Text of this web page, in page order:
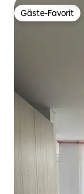
Gäste-Favorit
Gäste-Favorit